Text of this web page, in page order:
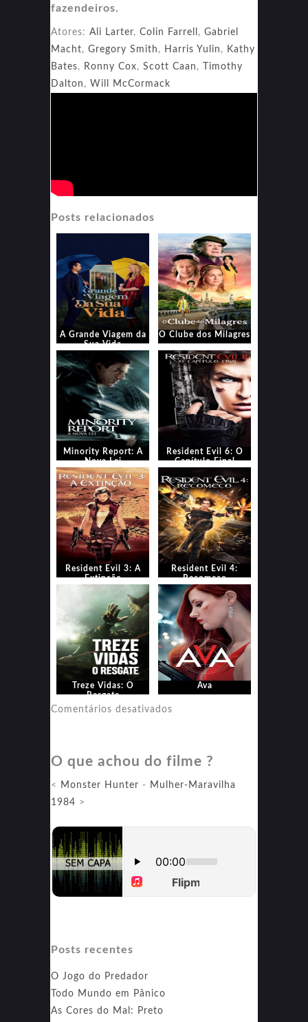
fazendeiros.
Atores: Ali Larter, Colin Farrell , Gabriel
Macht, Gregory Smith , Harris Yulin , Kathy
Bates, Ronny Cox, Scott Caan ,
Timothy
Dalton , Will McCormack
Posts relacionados
A Grande Viagem da
Sua Vida
O Clube dos Milagres
Minority Report: A
Nova Lei
Resident Evil 6: O
Capítulo Final
Resident Evil 3: A
Extinção
Resident Evil 4:
Recomeço
Treze Vidas: O
Resgate
Ava
Comentários desativados
O que achou do filme ?
< Monster Hunter - Mulher-Maravilha
1984 >
Posts recentes
O Jogo do Predador
Todo Mundo em Pânico
As Cores do Mal: Preto